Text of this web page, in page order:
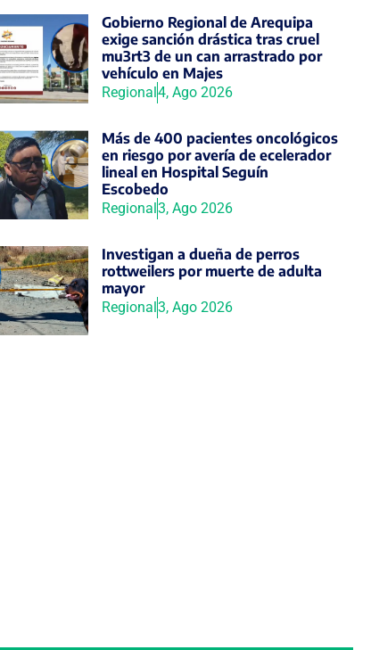
Gobierno Regional de Arequipa
exige sanción drástica tras cruel
mu3rt3 de un can arrastrado por
vehículo en Majes
Regional4, Ago 2026
Más de 400 pacientes oncológicos
en riesgo por avería de ecelerador
lineal en Hospital Seguín
Escobedo
Regional3, Ago 2026
Investigan a dueña de perros
rottweilers por muerte de adulta
mayor
Regional3, Ago 2026